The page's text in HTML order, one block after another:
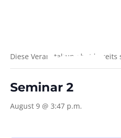
Diese Veranstaltung hat bereits
Seminar 2
August 9 @ 3:47 p.m.